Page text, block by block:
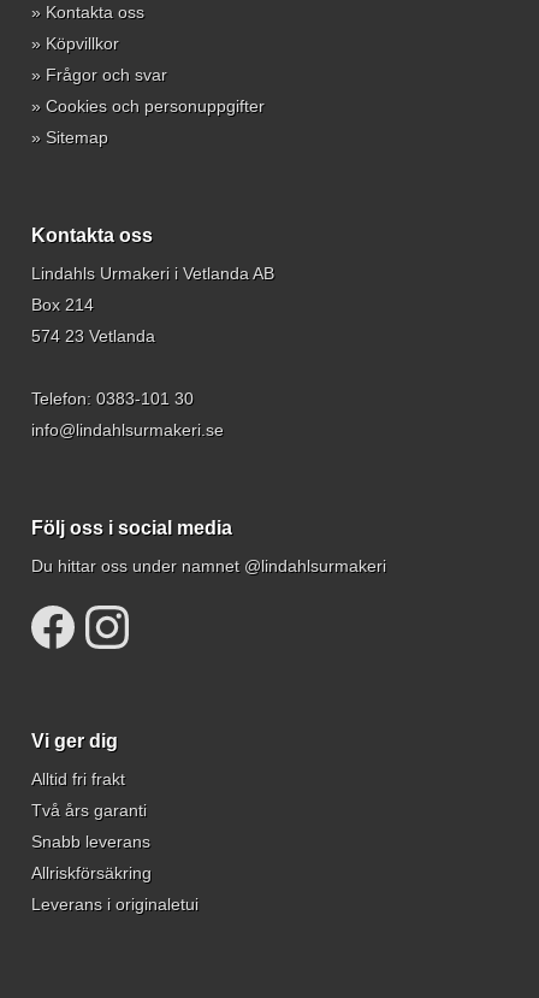
» Kontakta oss
» Köpvillkor
» Frågor och svar
» Cookies och personuppgifter
» Sitemap
Kontakta oss
Lindahls Urmakeri i Vetlanda AB
Box 214
574 23 Vetlanda
Telefon: 0383-101 30
info@lindahlsurmakeri.se
Följ oss i social media
Du hittar oss under namnet @lindahlsurmakeri
Vi ger dig
Alltid fri frakt
Två års garanti
Snabb leverans
Allriskförsäkring
Leverans i originaletui